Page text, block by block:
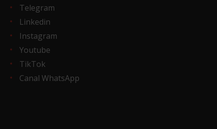
Telegram
Linkedin
Instagram
Youtube
TikTok
Canal WhatsApp